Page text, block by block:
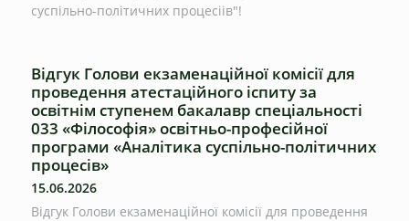
суспільно-політичних процесіів"!
Відгук Голови екзаменаційної комісії для
проведення атестаційного іспиту за
освітнім ступенем бакалавр спеціальності
033 «Філософія» освітньо-професійної
програми «Аналітика суспільно-політичних
процесів»
15.06.2026
Відгук Голови екзаменаційної комісії для проведення